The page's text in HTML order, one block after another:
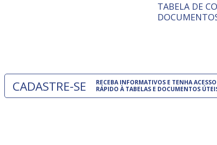
ISO 9001:
A
TABELA DE
CADASTRE-SE
RECEBA INFORMATIVOS E TENHA ACESSO
RÁPIDO À TABELAS E DOCUMENTOS